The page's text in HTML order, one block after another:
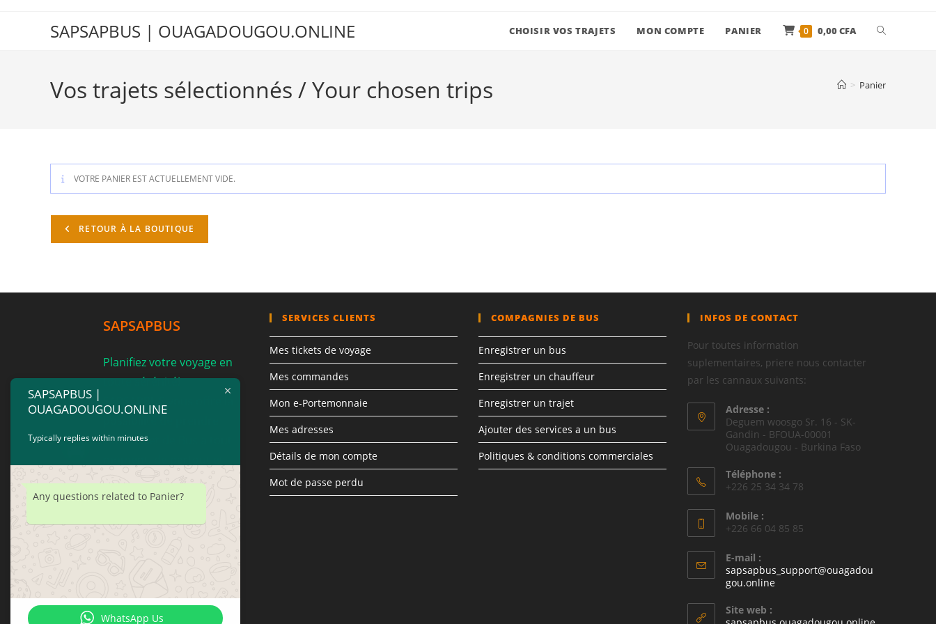
SAPSAPBUS | OUAGADOUGOU.ONLINE CHOISIR VOS TRAJETS MON COMPTE PANIER 0 0,00CFA
Vos trajets sélectionnés / Your chosen trips > Panier
VOTRE PANIER EST ACTUELLEMENT VIDE.
RETOUR À LA BOUTIQUE
SAPSAPBUS
Planifiez votre voyage en
toute sérénité!
votre billet de Bus a tout
pour comparer les
horaires, prix et sevices
SERVICES CLIENTS
Mes tickets de voyage
Mes commandes
Mon e-Portemonnaie
Mes adresses
Détails de mon compte
Mot de passe perdu
COMPAGNIES DE BUS
Enregistrer un bus
Enregistrer un chauffeur
Enregistrer un trajet
Ajouter des services a un bus
Politiques & conditions commerciales
INFOS DE CONTACT
Pour toutes information
suplementaires, priere nous contacter
par les cannaux suivants:
Adresse :
Deguem woosgo Sr. 16 - SK-
Gandin - BFOUA-00001
Ouagadougou - Burkina Faso
Téléphone :
+226 25 34 34 78
Mobile :
+226 66 04 85 85
E-mail :
sapsapbus_support@ouagadou
gou.online
Site web :
SAPSAPBUS |
OUAGADOUGOU.ONLINE
Typically replies within minutes
Any questions related to Panier?
WhatsApp Us